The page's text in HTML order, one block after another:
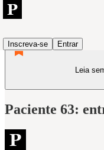
Inscreva-se
Entrar
Leia
Paciente 63: